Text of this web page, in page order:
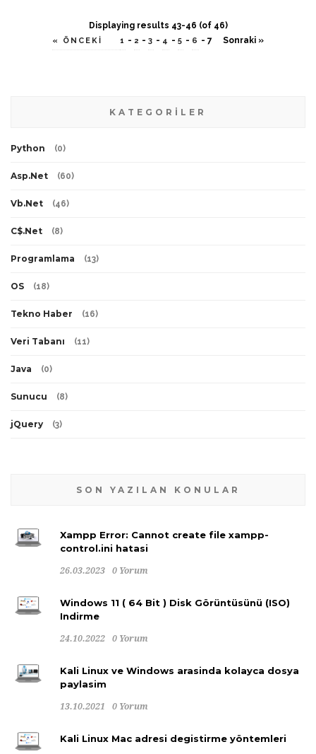
Displaying results 43-46 (of 46)
« ÖNCEKI 1 - 2 - 3 - 4 - 5 - 6 - 7 Sonraki »
KATEGORİLER
Python (0)
Asp.Net (60)
Vb.Net (46)
C$.Net (8)
Programlama (13)
OS (18)
Tekno Haber (16)
Veri Tabanı (11)
Java (0)
Sunucu (8)
jQuery (3)
SON YAZILAN KONULAR
Xampp Error: Cannot create file xampp-
control.ini hatasi
26.03.2023 0 Yorum
Windows 11 ( 64 Bit ) Disk Görüntüsünü (ISO)
Indirme
24.10.2022 0 Yorum
Kali Linux ve Windows arasinda kolayca dosya
paylasim
13.10.2021 0 Yorum
Kali Linux Mac adresi degistirme yöntemleri